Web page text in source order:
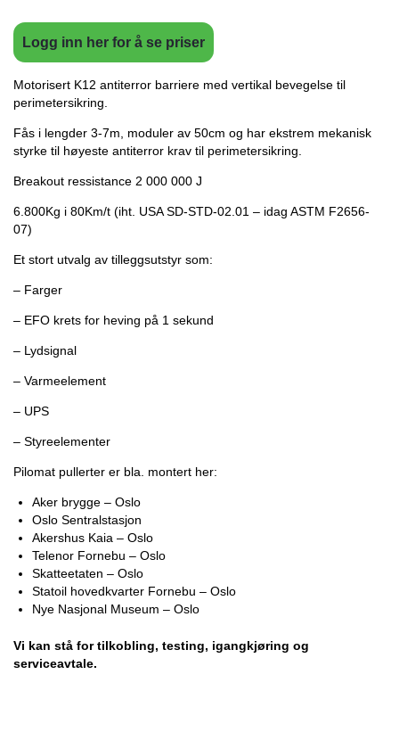
Logg inn her for å se priser
Motorisert K12 antiterror barriere med vertikal bevegelse til
perimetersikring.
Fås i lengder 3-7m, moduler av 50cm og har ekstrem mekanisk
styrke til høyeste antiterror krav til perimetersikring.
Breakout ressistance 2 000 000 J
6.800Kg i 80Km/t (iht. USA SD-STD-02.01 – idag ASTM F2656-
07)
Et stort utvalg av tilleggsutstyr som:
– Farger
– EFO krets for heving på 1 sekund
– Lydsignal
– Varmeelement
– UPS
– Styreelementer
Pilomat pullerter er bla. montert her:
Aker brygge – Oslo
Oslo Sentralstasjon
Akershus Kaia – Oslo
Telenor Fornebu – Oslo
Skatteetaten – Oslo
Statoil hovedkvarter Fornebu – Oslo
Nye Nasjonal Museum – Oslo
Vi kan stå for tilkobling, testing, igangkjøring og
serviceavtale.